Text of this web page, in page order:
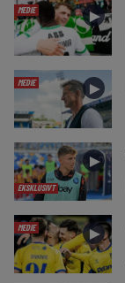
MEDIE ►
MEDIE ►
EKSKLUSIVT
►
MEDIE ►